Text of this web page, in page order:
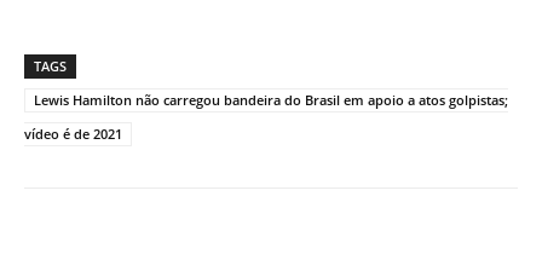
TAGS
Lewis Hamilton não carregou bandeira do Brasil em apoio a atos golpistas;
vídeo é de 2021